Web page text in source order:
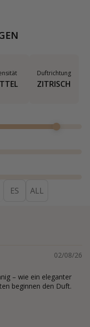
Duftrichtung
ZITRISCH
ES ALL
02/08/26
– wie ein eleganter
beginnen den Duft.